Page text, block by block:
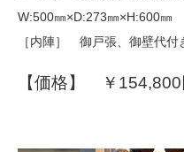
W:500㎜×D:273㎜×H:600㎜
［内陣］ 御戸張、御壁代付
【価格】 ￥154,800